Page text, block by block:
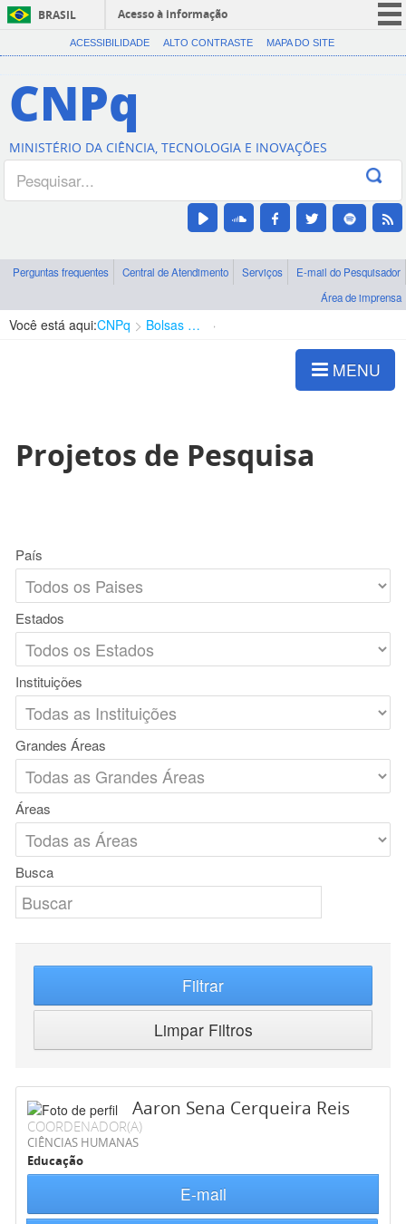
BRASIL
Acesso à informação
CORONAVÍRUS (COVID-19)
Canais
ACESSIBILIDADE ALTO CONTRASTE MAPA DO SITE
CNPq
MINISTÉRIO DA CIÊNCIA, TECNOLOGIA E INOVAÇÕES
Perguntas frequentes Central de Atendimento Serviços
E-mail do Pesquisador
Área de imprensa
Você está aqui:CNPq Bolsas e Auxílios Vigentes
MENU
Projetos de Pesquisa
País
Estados
Instituições
Grandes Áreas
Áreas
Busca
Filtrar
Limpar Filtros
Aaron Sena Cerqueira Reis
COORDENADOR(A)
CIÊNCIAS HUMANAS
Educação
E-mail